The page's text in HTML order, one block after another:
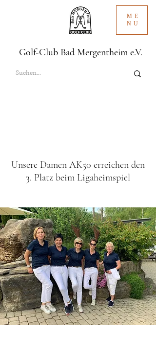
ME
NU
Golf-Club Bad Mergentheim e.V.
Unsere Damen AK50 erreichen den
3. Platz beim Ligaheimspiel